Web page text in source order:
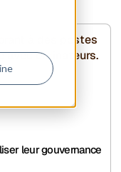
leur gouvernance